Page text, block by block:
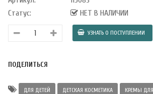
Статус:
НЕТ В НАЛИЧИИ
ПОДЕЛИТЬСЯ
ДЛЯ ДЕТЕЙ ДЕТСКАЯ КОСМЕТИКА КРЕМЫ